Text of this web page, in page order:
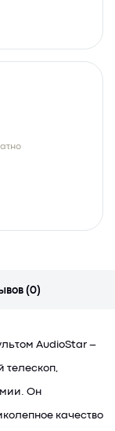
(0)
AudioStar –
телескоп,
Он
качество